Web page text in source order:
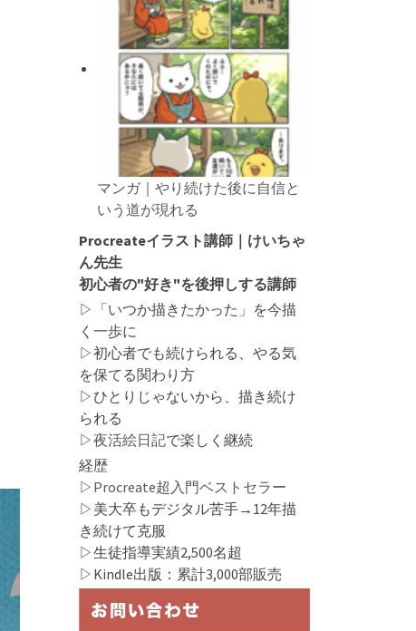
マンガ｜やり続けた後に自信と
いう道が現れる
Procreateイラスト講師｜けいちゃ
ん先生
初心者の"好き"を後押しする講師
▷「いつか描きたかった」を今描
く一歩に
▷初心者でも続けられる、やる気
を保てる関わり方
▷ひとりじゃないから、描き続け
られる
▷夜活絵日記で楽しく継続
経歴
▷ Procreate超入門ベストセラー
▷美大卒もデジタル苦手→12年描
き続けて克服
▷生徒指導実績2,500名超
▷Kindle出版：累計3,000部販売